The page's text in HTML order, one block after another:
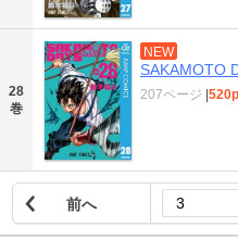
28
巻
NEW
SAKAMOTO
207ページ
前へ